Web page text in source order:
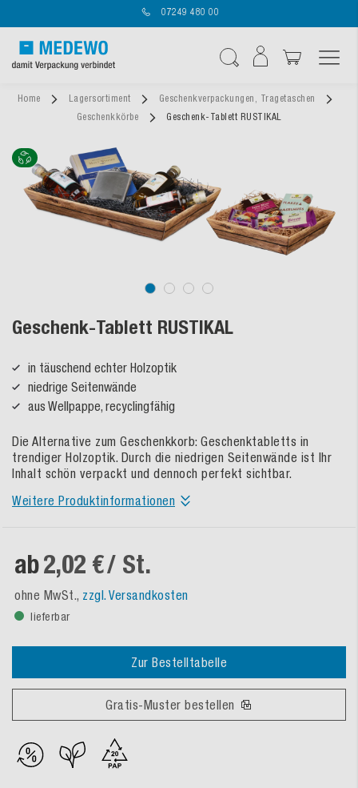
07249 480 00
Home Lagersortiment
Geschenkverpackungen, Tragetaschen
Geschenkkörbe
Geschenk-Tablett RUSTIKAL
Geschenk-Tablett RUSTIKAL
in täuschend echter Holzoptik
niedrige Seitenwände
aus Wellpappe, recyclingfähig
Die Alternative zum Geschenkkorb: Geschenktabletts in
trendiger Holzoptik. Durch die niedrigen Seitenwände ist Ihr
Inhalt schön verpackt und dennoch perfekt sichtbar.
Weitere Produktinformationen
ab2,02 €/ St.
ohne MwSt., zzgl. Versandkosten
lieferbar
Zur Bestelltabelle
Gratis-Muster bestellen